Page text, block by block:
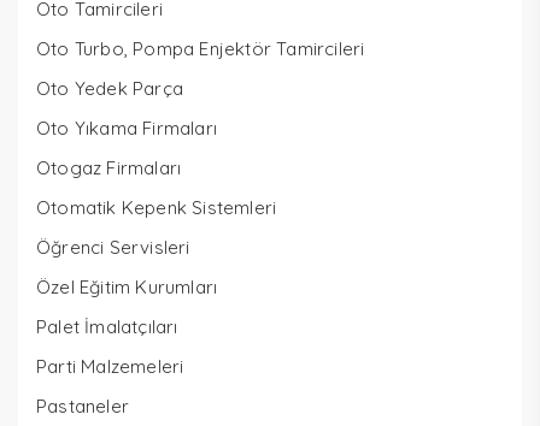
Oto Tamircileri
Oto Turbo, Pompa Enjektör Tamircileri
Oto Yedek Parça
Oto Yıkama Firmaları
Otogaz Firmaları
Otomatik Kepenk Sistemleri
Öğrenci Servisleri
Özel Eğitim Kurumları
Palet İmalatçıları
Parti Malzemeleri
Pastaneler